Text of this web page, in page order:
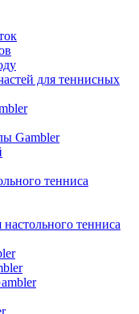
для теннисных
Gambler
тенниса
тенниса